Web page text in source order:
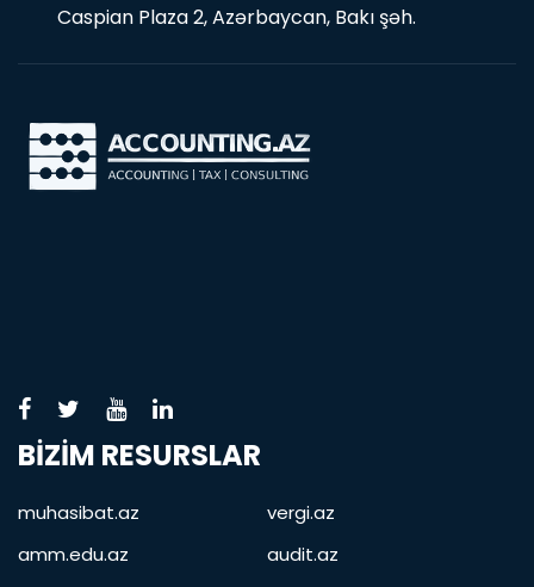
Caspian Plaza 2, Azərbaycan, Bakı şəh.
BIZIM RESURSLAR
muhasibat.az
vergi.az
amm.edu.az
audit.az